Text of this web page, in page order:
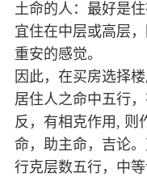
土命的人：最好是
宜住在中层或高层
重安的感觉。
因此，在买房选择
居住人之命中五行
反，有相克作用, 则
命，助主命，吉论
行克层数五行，中